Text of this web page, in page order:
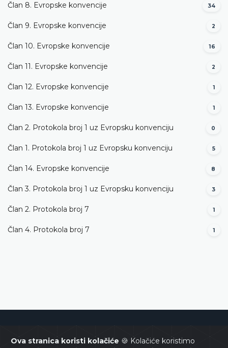
Ova stranica koristi kolačiće 🍪 Kolačiće koristimo
Član 8. Evropske konvencije 34
Član 9. Evropske konvencije 2
Član 10. Evropske konvencije 16
Član 11. Evropske konvencije 2
Član 12. Evropske konvencije 1
Član 13. Evropske konvencije 1
Član 2. Protokola broj 1 uz Evropsku konvenciju 0
Član 1. Protokola broj 1 uz Evropsku konvenciju 5
Član 14. Evropske konvencije 8
Član 3. Protokola broj 1 uz Evropsku konvenciju 3
Član 2. Protokola broj 7 1
Član 4. Protokola broj 7 1